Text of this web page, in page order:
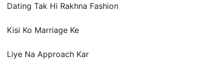
Dating Tak Hi Rakhna Fashion
Kisi Ko Marriage Ke
Liye Na Approach Kar